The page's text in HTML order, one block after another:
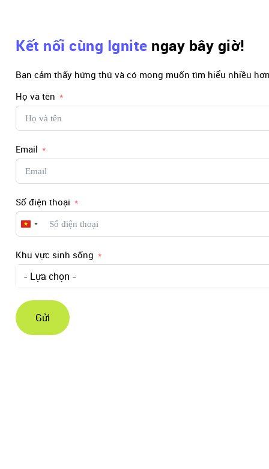
Kết nối cùng Ignite ngay bây giờ!
Bạn cảm thấy hứng thú và có mong muốn tìm hiểu nhiều
Họ và tên
Email
Số điện thoại
Vietnam
+84
Khu vực sinh sống
- Lựa chọn -
Gửi